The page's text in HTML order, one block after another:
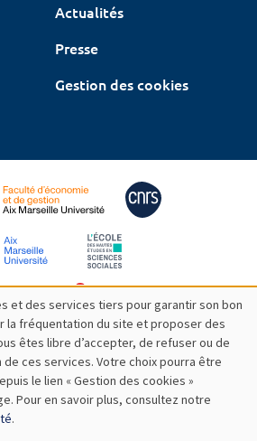
Actualités
Presse
Gestion des cookies
et des services tiers pour garantir son bon
la fréquentation du site et proposer des
êtes libre d’accepter, de refuser ou de
de ces services. Votre choix pourra être
le lien « Gestion des cookies »
Pour en savoir plus, consultez notre
.